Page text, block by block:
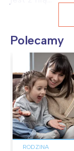
Polecamy
RODZINA